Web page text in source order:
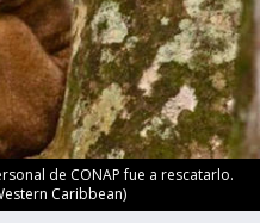
de CONAP fue a rescatarlo.
Caribbean)